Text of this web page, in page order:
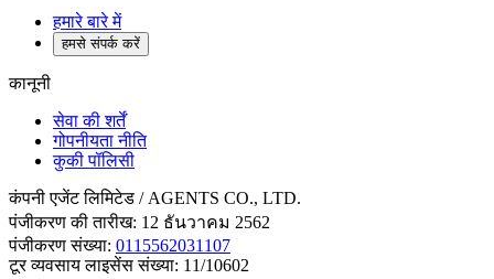
हमारे बारे में
हमसे संपर्क करें
कानूनी
सेवा की शर्तें
गोपनीयता नीति
कुकी पॉलिसी
कंपनी एजेंट लिमिटेड / AGENTS CO., LTD.
पंजीकरण की तारीख: 12 ธันวาคม 2562
पंजीकरण संख्या: 0115562031107
टूर व्यवसाय लाइसेंस संख्या: 11/10602